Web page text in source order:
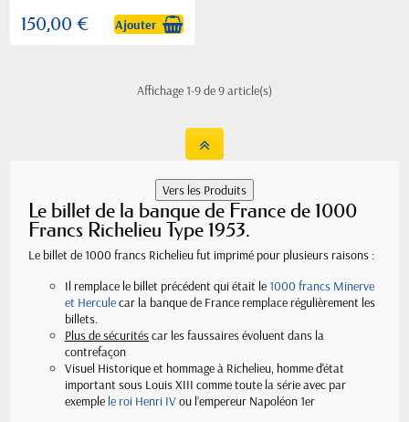
150,00 € Ajouter
Affichage 1-9 de 9 article(s)
Le billet de la banque de France de 1000
Francs Richelieu Type 1953.
Le billet de 1000 francs Richelieu fut imprimé pour plusieurs raisons :
Il remplace le billet précédent qui était le1000 francs Minerve
et Herculecar la banque de France remplace régulièrement les
billets.
Plus de sécuritéscar les faussaires évoluent dans la
contrefaçon
Visuel Historique et hommage à Richelieu, homme d'état
important sous Louis XIII comme toute la série avec par
exemple le roi Henri IVou l’empereur Napoléon 1er